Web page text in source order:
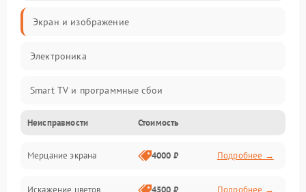
Экран и изображение
Электроника
Smart TV и программные сбои
Питание и запуск
Подсветка и LED-модули
Неисправности Стоимость
Мерцание экрана 4000 ₽ Подробнее →
Искажение цветов 4500 ₽ Подробнее →